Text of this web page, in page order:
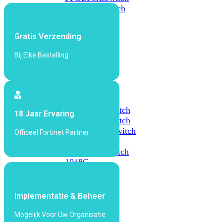
FortiSwitch
FortiSwitch
1024E
FortiSwitch
1048E
FortiSwitch
T1024E
FortiSwitch
FortiSwitch
1048G
2000
Gratis Verzending
Bij Elke Bestelling
18 Jaar Ervaring
Officeel Fortinet Partner
Implementatie & Beheer
Mogelijk Voor Uw Organisatie